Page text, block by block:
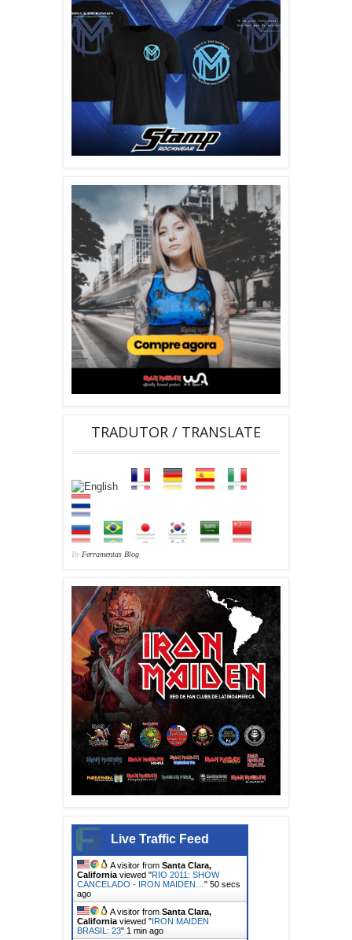
TRADUTOR / TRANSLATE
By Ferramentas Blog
Live Traffic Feed
A visitor from Santa Clara,
California viewed "RIO 2011: SHOW
CANCELADO - IRON MAIDEN… " 52 secs
ago
A visitor from Santa Clara,
California viewed " IRON MAIDEN
BRASIL: 23" 1 min ago